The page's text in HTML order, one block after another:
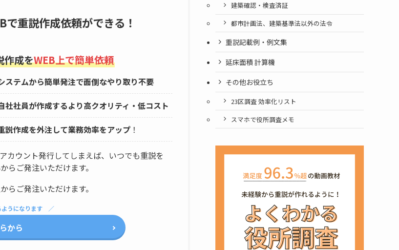
重説作成依頼ができる！
作成をWEB上で簡単依頼
ステムから簡単発注で面倒なやり取り不要
社社員が作成するより高クオリティ・低コスト
説作成を外注して業務効率をアップ ！
カウント発行してしまえば、いつでも重説を
らご発注いただけます。
らご発注いただけます。
うになります
から
建築確認・検査済証
都市計画法、建築基準法以外の法令
重説記載例・例文集
延床面積 計算機
その他お役立ち
23区調査 効率化リスト
スマホで役所調査メモ